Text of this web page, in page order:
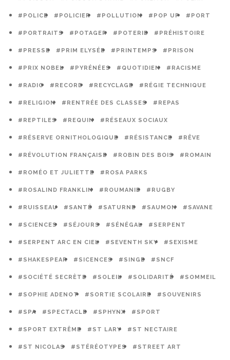
#POLICE #POLICIER #POLLUTION #POP UP #PORT
#PORTRAITS #POTAGER #POTERIE #PRÉHISTOIRE
#PRESSE #PRIM ELYSÉE #PRINTEMPS #PRISON
#PRIX NOBEL #PYRÉNÉES #QUOTIDIEN #RACISME
#RADIO #RECORD #RECYCLAGE #RÉGIE TECHNIQUE
#RELIGION #RENTRÉE DES CLASSES #REPAS
#REPTILES #REQUIN #RÉSEAUX SOCIAUX
#RÉSERVE ORNITHOLOGIQUE #RÉSISTANCE #RÊVE
#RÉVOLUTION FRANÇAISE #ROBIN DES BOIS #ROMAIN
#ROMÉO ET JULIETTE #ROSA PARKS
#ROSALIND FRANKLIN #ROUMANIE #RUGBY
#RUISSEAU #SANTÉ #SATURNE #SAUMON #SAVANE
#SCIENCES #SÉJOURS #SÉNÉGAL #SERPENT
#SERPENT ARC EN CIEL #SEVENTH SKY #SEXISME
#SHAKESPEAR #SICENCES #SINGE #SNCF
#SOCIÉTÉ SECRÈTE #SOLEIL #SOLIDARITÉ #SOMMEIL
#SOPHIE ADENOT #SORTIE SCOLAIRE #SOUVENIRS
#SPA #SPECTACLE #SPHYNX #SPORT
#SPORT EXTRÊME #ST LARY #ST NECTAIRE
#ST NICOLAS #STÉRÉOTYPES #STREET ART